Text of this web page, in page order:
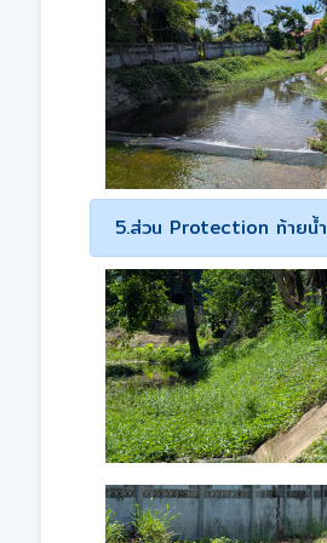
5.ส่วน Protection ท้ายน้ำ